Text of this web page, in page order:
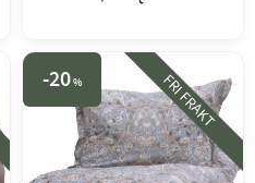
20% FRI FRAKT